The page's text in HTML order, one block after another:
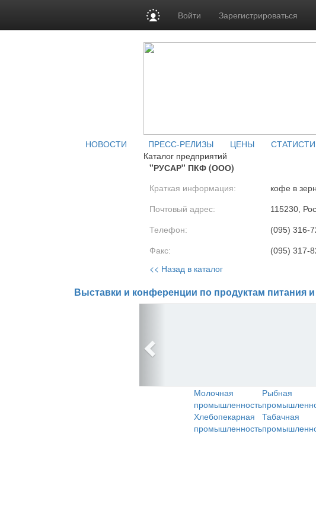
Войти Зарегистрироваться
НОВОСТИ ПРЕСС-РЕЛИЗЫ ЦЕНЫ
Каталог предприятий
"РУСАР" ПКФ (ООО)
Краткая информация: кофе в
Почтовый адрес: 115230,
Телефон: (095) 316-
Факс: (095) 317-
<< Назад в каталог
Выставки и конференции по продуктам питания
Молочная
промышленность
Рыбная
Хлебопекарная
промышленность
Табачная